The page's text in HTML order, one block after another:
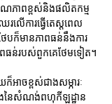
ណភាពខ្ពស់និងផលិតកម្ម
ើការធ្វើតេស្តពេល
ែបក៏មានភាពធន់នឹងការ
ពធន់របស់ពួកគេថែមទៀត។
អាចខ្ពស់ជាងសម្ភារៈ
នៃសំណង់ពហុកីឡដ្ឋាន